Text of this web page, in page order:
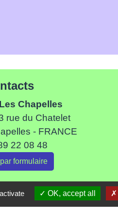
Chapelles
rue du Chatelet
- FRANCE
22 08 48
formulaire
OK, accept all